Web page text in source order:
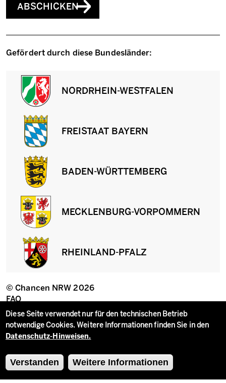
Diese Seite verwendet nur für den technischen Betrieb
notwendige Cookies. Weitere Informationen finden Sie in den
Datenschutz-Hinweisen.
Verstanden Weitere Informationen
ABSCHICKEN
Gefördert durch diese Bundesländer:
NORDRHEIN-WESTFALEN
FREISTAAT BAYERN
BADEN-WÜRTTEMBERG
MECKLENBURG-VORPOMMERN
RHEINLAND-PFALZ
© Chancen NRW 2026
Fußzeile
FAQ
Erklärung zur Barrierefreiheit
Impressum
Datenschutz